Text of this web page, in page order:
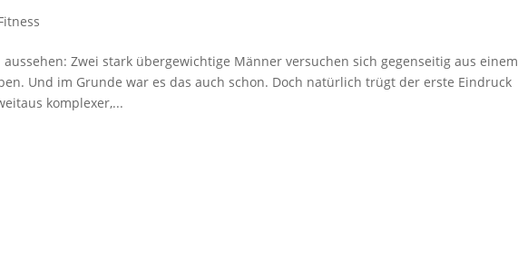
aussehen: Zwei stark übergewichtige Männer versuchen sich gegenseitig aus einem
Und im Grunde war es das auch schon. Doch natürlich trügt der erste Eindruck
komplexer,...